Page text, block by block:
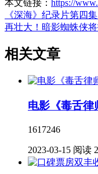
本文链接： https://
《深海》纪录片第四
再壮大！暗影蜘蛛侠
相关文章
电影《毒舌律
1617246
2023-03-15 阅读